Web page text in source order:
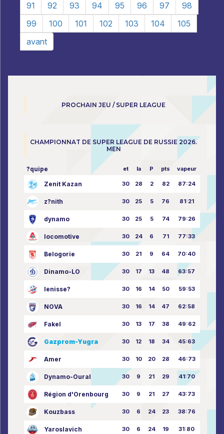
91
92 93 94 95 96 97
98
99
100 101 102 103 104
105
avant
PROCHAIN JEU / SUPER LEAGUE
CHAMPIONNAT DE SUPER LEAGUE DE RUSSIE 2026.
MEN
?quipe et la P pts vapeur
Zenit Kazan 30 28 2 82 87:24
z?nith 30 25 5 76 81:21
dynamo 30 25 5 74 79:26
locomotive 30 24 6 71 77:33
Belogorie 30 21 9 64 70:40
Dinamo-LO 30 17 13 48 63:57
Ienisse? 30 16 14 50 59:53
NOVA 30 16 14 47 62:58
Fakel 30 13 17 38 49:62
Gazprom-Yugra 30 12 18 34 45:63
Amer 30 10 20 28 46:73
Dynamo-Oural 30 9 21 29 41:70
Région d'Orenbourg 30 9 21 27 43:73
Kouzbass 30 6 24 23 38:76
Yaroslavich 30 6 24 19 31:80